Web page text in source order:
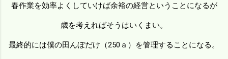
春作業を効率よくしていけば余裕の経営ということになるが
歳を考えればそうはいくまい。
最終的には僕の田んぼだけ（250ａ）を管理することになる。